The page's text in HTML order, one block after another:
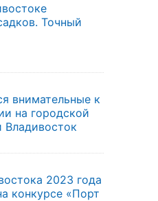
Точный
внимательные к
на городской
Владивосток
2023 года
конкурсе «Порт